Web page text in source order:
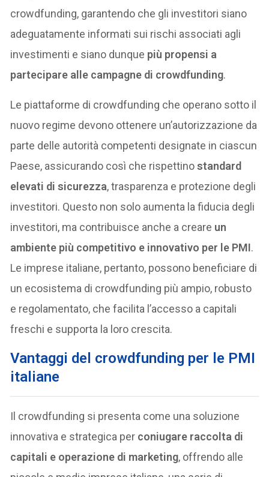
crowdfunding, garantendo che gli investitori siano
adeguatamente informati sui rischi associati agli
investimenti e siano dunque più propensi a
partecipare alle campagne di crowdfunding.
Le piattaforme di crowdfunding che operano sotto il
nuovo regime devono ottenere un’autorizzazione da
parte delle autorità competenti designate in ciascun
Paese, assicurando così che rispettinostandard
elevati di sicurezza, trasparenza e protezione degli
investitori. Questo non solo aumenta la fiducia degli
investitori, ma contribuisce anche a creare un
ambiente più competitivo e innovativo per le PMI.
Le imprese italiane, pertanto, possono beneficiare di
un ecosistema di crowdfunding più ampio, robusto
e regolamentato, che facilita l’accesso a capitali
freschi e supporta la loro crescita.
Vantaggi del crowdfunding per le PMI
italiane
Il crowdfunding si presenta come una soluzione
innovativa e strategica per coniugare raccolta di
capitali e operazione di marketing, offrendo alle